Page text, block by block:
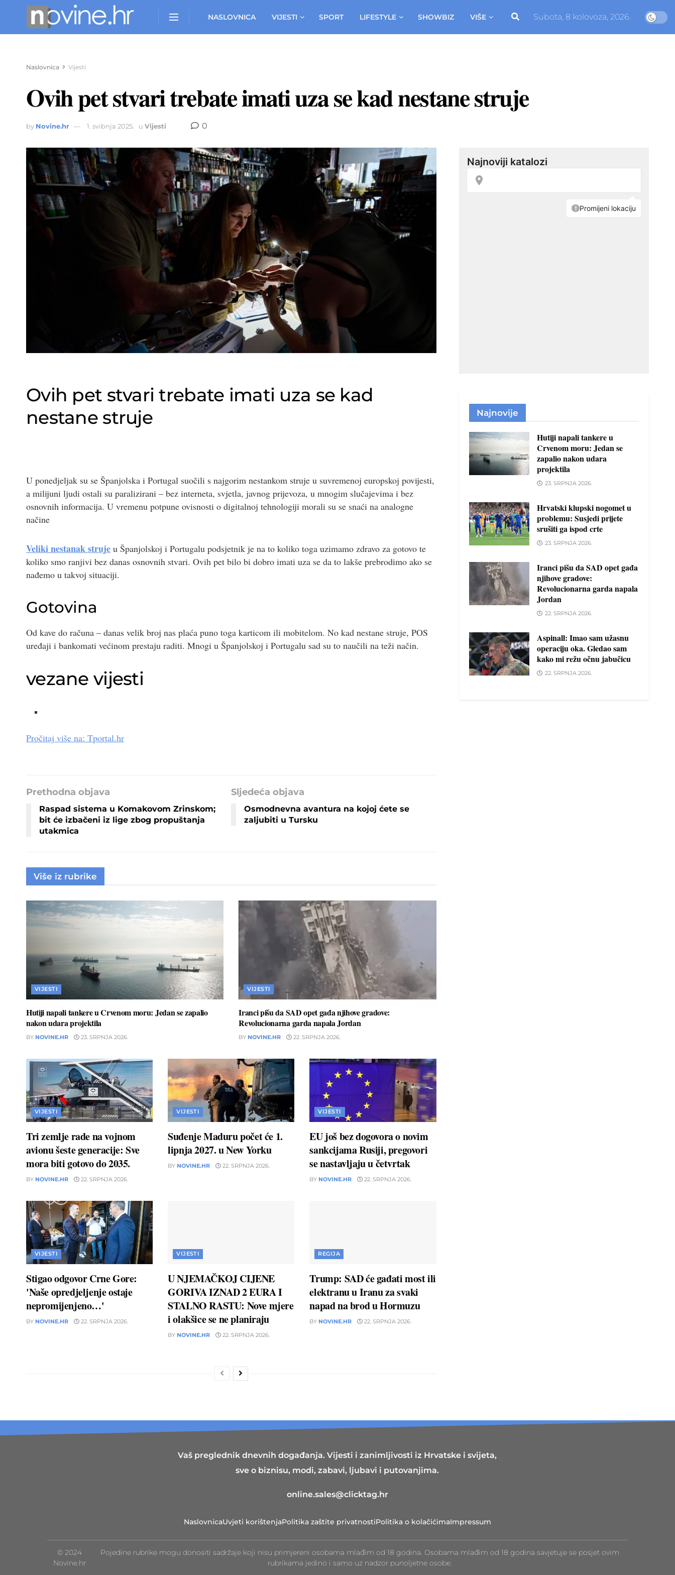
NASLOVNICA VIJESTI SPORT LIFESTYLE SHOWBIZ VIŠE Subota, 8 kolovoza, 2026.
Naslovnica Vijesti
Ovih pet stvari trebate imati uza se kad nestane struje
by Novine.hr 1. svibnja 2025. u Vijesti 0
Ovih pet stvari trebate imati uza se kad
nestane struje
U ponedjeljak su se Španjolska i Portugal suočili s najgorim nestankom struje u suvremenoj europskoj povijesti,
a milijuni ljudi ostali su paralizirani – bez interneta, svjetla, javnog prijevoza, u mnogim slučajevima i bez
osnovnih informacija. U vremenu potpune ovisnosti o digitalnoj tehnologiji morali su se snaći na analogne
načine
Veliki nestanak struje u Španjolskoj i Portugalu podsjetnik je na to koliko toga uzimamo zdravo za gotovo te
koliko smo ranjivi bez danas osnovnih stvari. Ovih pet bilo bi dobro imati uza se da to lakše prebrodimo ako se
nađemo u takvoj situaciji.
Gotovina
Od kave do računa – danas velik broj nas plaća puno toga karticom ili mobitelom. No kad nestane struje, POS
uređaji i bankomati većinom prestaju raditi. Mnogi u Španjolskoj i Portugalu sad su to naučili na teži način.
vezane vijesti
Pročitaj više na: Tportal.hr
Prethodna objava
Raspad sistema u Komakovom Zrinskom;
bit će izbačeni iz lige zbog propuštanja
utakmica
Sljedeća objava
Osmodnevna avantura na kojoj ćete se
zaljubiti u Tursku
Više iz rubrike
VIJESTI
Hutiji napali tankere u Crvenom moru: Jedan se zapalio
nakon udara projektila
BY NOVINE.HR 23. SRPNJA 2026.
VIJESTI
Iranci pišu da SAD opet gađa njihove gradove:
Revolucionarna garda napala Jordan
BY NOVINE.HR 22. SRPNJA 2026.
VIJESTI
Tri zemlje rade na vojnom
avionu šeste generacije: Sve
mora biti gotovo do 2035.
BY NOVINE.HR 22. SRPNJA 2026.
VIJESTI
Suđenje Maduru počet će 1.
lipnja 2027. u New Yorku
BY NOVINE.HR 22. SRPNJA 2026.
VIJESTI
EU još bez dogovora o novim
sankcijama Rusiji, pregovori
se nastavljaju u četvrtak
BY NOVINE.HR 22. SRPNJA 2026.
VIJESTI
Stigao odgovor Crne Gore:
'Naše opredjeljenje ostaje
nepromijenjeno…'
BY NOVINE.HR 22. SRPNJA 2026.
VIJESTI
U NJEMAČKOJ CIJENE
GORIVA IZNAD 2 EURA I
STALNO RASTU: Nove mjere
i olakšice se ne planiraju
BY NOVINE.HR 22. SRPNJA 2026.
REGIJA
Trump: SAD će gađati most ili
elektranu u Iranu za svaki
napad na brod u Hormuzu
BY NOVINE.HR 22. SRPNJA 2026.
Najnovije
Hutiji napali tankere u
Crvenom moru: Jedan se
zapalio nakon udara
projektila
23. SRPNJA 2026.
Hrvatski klupski nogomet u
problemu: Susjedi prijete
srušiti ga ispod crte
23. SRPNJA 2026.
Iranci pišu da SAD opet gađa
njihove gradove:
Revolucionarna garda napala
Jordan
22. SRPNJA 2026.
Aspinall: Imao sam užasnu
operaciju oka. Gledao sam
kako mi režu očnu jabučicu
22. SRPNJA 2026.
Vaš preglednik dnevnih događanja. Vijesti i zanimljivosti iz Hrvatske i svijeta,
sve o biznisu, modi, zabavi, ljubavi i putovanjima.
online.sales@clicktag.hr
NaslovnicaUvjeti korištenjaPolitika zaštite privatnostiPolitika o kolačićimaImpressum
© 2024
Novine.hr
Pojedine rubrike mogu donositi sadržaje koji nisu primjereni osobama mlađim od 18 godina. Osobama mlađim od 18 godina savjetuje se posjet ovim
rubrikama jedino i samo uz nadzor punoljetne osobe.